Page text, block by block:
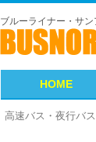
ブルーライナー・サ
HOME
高速バス・夜行バ